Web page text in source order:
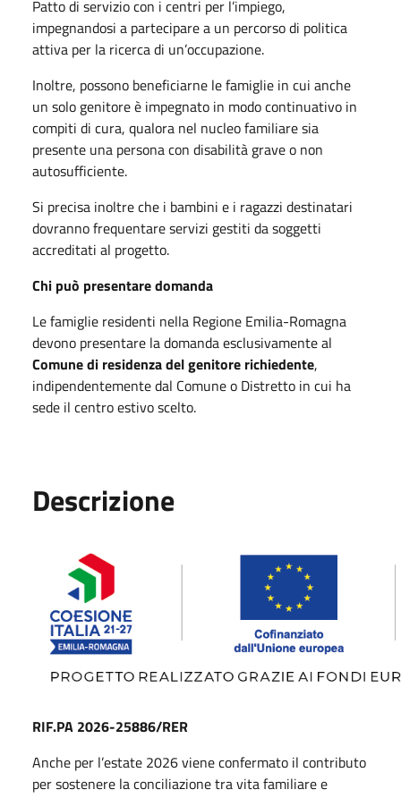
Patto di servizio con i centri per l’impiego,
impegnandosi a partecipare a un percorso di politica
attiva per la ricerca di un’occupazione.
Inoltre, possono beneficiarne le famiglie in cui anche
un solo genitore è impegnato in modo continuativo in
compiti di cura, qualora nel nucleo familiare sia
presente una persona con disabilità grave o non
autosufficiente.
Si precisa inoltre che i bambini e i ragazzi destinatari
dovranno frequentare servizi gestiti da soggetti
accreditati al progetto.
Chi può presentare domanda
Le famiglie residenti nella Regione Emilia-Romagna
devono presentare la domanda esclusivamente al
Comune di residenza del genitore richiedente,
indipendentemente dal Comune o Distretto in cui ha
sede il centro estivo scelto.
Descrizione
RIF.PA 2026-25886/RER
Anche per l’estate 2026 viene confermato il contributo
per sostenere la conciliazione tra vita familiare e